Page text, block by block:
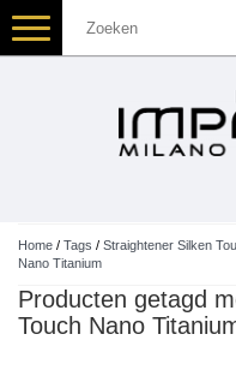
Toggle
navigation
Home / Tags / Straightener Silken
Nano Titanium
Producten getagd
Touch Nano